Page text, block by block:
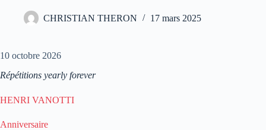
CHRISTIAN THERON 17 mars 2025
10 octobre 2026
Répétitions yearly forever
HENRI VANOTTI
Anniversaire